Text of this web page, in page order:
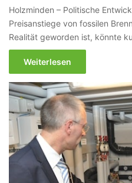
Holzminden – Politische
Preisanstiege von fossilen
Realität geworden ist, könnte
Weiterlesen